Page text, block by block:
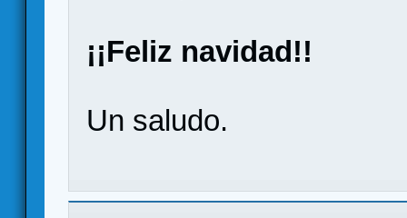
¡¡Feliz navidad!!
Un saludo.